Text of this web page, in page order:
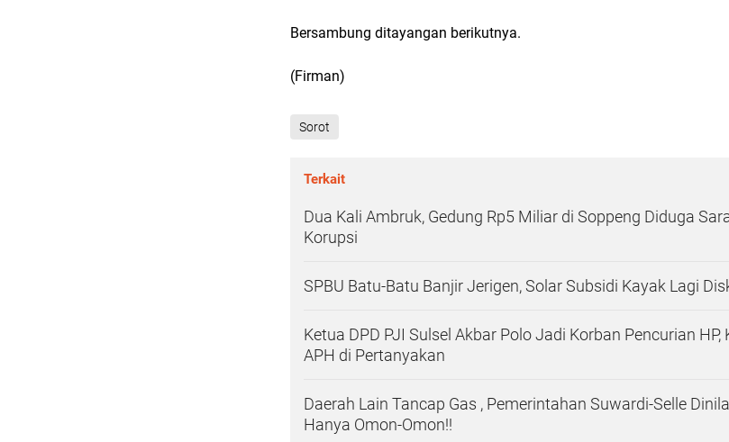
Bersambung ditayangan berikutnya.
(Firman)
Sorot
Terkait
Dua Kali Ambruk, Gedung Rp5 Miliar di Soppeng Diduga
Korupsi
SPBU Batu-Batu Banjir Jerigen, Solar Subsidi Kayak Lagi
Ketua DPD PJI Sulsel Akbar Polo Jadi Korban Pencurian HP,
APH di Pertanyakan
Daerah Lain Tancap Gas , Pemerintahan Suwardi-Selle
Hanya Omon-Omon!!